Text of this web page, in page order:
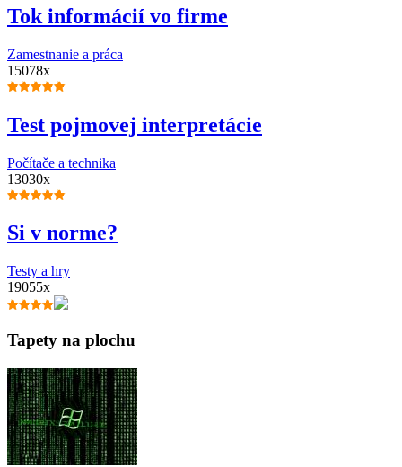
Tok informácií vo firme
Zamestnanie a práca
15078x
Test pojmovej interpretácie
Počítače a technika
13030x
Si v norme?
Testy a hry
19055x
Tapety na plochu